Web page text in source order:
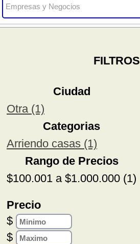
FILTROS
Ciudad
Otra (1)
Categorias
Arriendo casas (1)
Rango de Precios
$100.001 a $1.000.000 (1)
Precio
$
$